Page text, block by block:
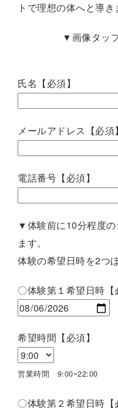
トで理想の体へと導き
▼画像タッ
氏名【必須】
メールアドレス【必須】
電話番号【必須】
▼体験前に10分程度の
ます。
体験の希望日時を2つ
〇体験第１希望日時【
希望時間【必須】
営業時間 9:00~22:00
〇体験第２希望日時【